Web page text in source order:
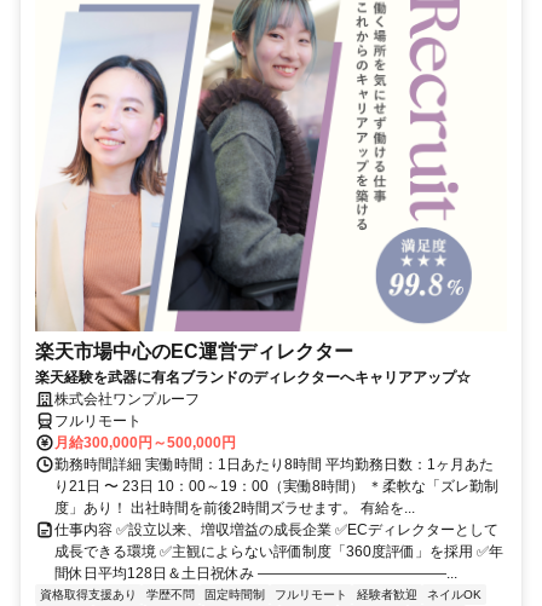
楽天市場中心のEC運営ディレクター
楽天経験を武器に有名ブランドのディレクターへキャリアアップ☆
株式会社ワンプルーフ
フルリモート
月給300,000円～500,000円
勤務時間詳細 実働時間：1日あたり8時間 平均勤務日数：1ヶ月あた
り21日 〜 23日 10：00～19：00（実働8時間） ＊柔軟な「ズレ勤制
度」あり！ 出社時間を前後2時間ズラせます。 有給を...
仕事内容 ✅設立以来、増収増益の成長企業 ✅ECディレクターとして
成長できる環境 ✅主観によらない評価制度「360度評価」を採用 ✅年
間休日平均128日＆土日祝休み ―――――――――――――...
資格取得支援あり 学歴不問 固定時間制 フルリモート 経験者歓迎
ネイルOK